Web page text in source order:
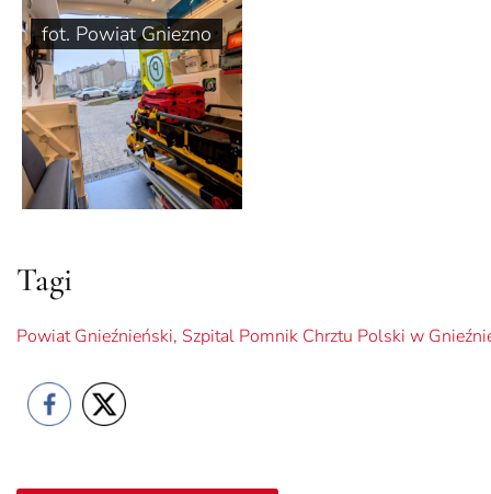
fot. Powiat Gniezno
Tagi
Powiat Gnieźnieński, Szpital Pomnik Chrztu Polski w